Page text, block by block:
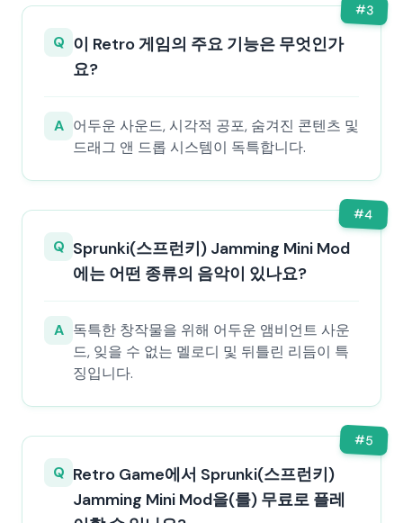
#3
Q 이 Retro 게임의 주요 기능은 무엇인가
요?
A 어두운 사운드, 시각적 공포, 숨겨진 콘텐츠 및
드래그 앤 드롭 시스템이 독특합니다.
#4
Q Sprunki(스프런키) Jamming Mini Mod
에는 어떤 종류의 음악이 있나요?
A 독특한 창작물을 위해 어두운 앰비언트 사운
드, 잊을 수 없는 멜로디 및 뒤틀린 리듬이 특
징입니다.
#5
Q Retro Game에서 Sprunki(스프런키)
Jamming Mini Mod을(를) 무료로 플레